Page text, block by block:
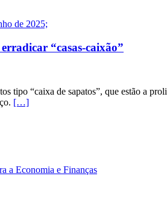
“casas-caixão”
tipo “caixa de sapatos”, que estão a
[…]
a Economia e Finanças